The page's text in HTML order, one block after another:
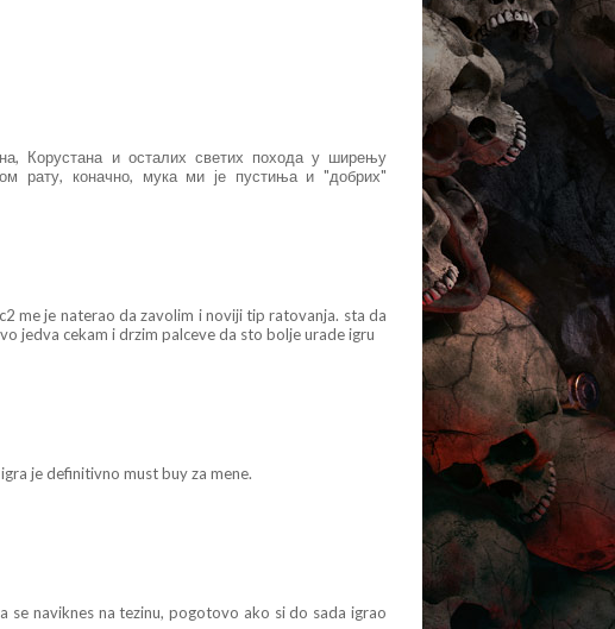
Корустана и осталих светих похода у ширењу
рату, коначно, мука ми је пустиња и "добрих"
me je naterao da zavolim i noviji tip ratovanja. sta da
jedva cekam i drzim palceve da sto bolje urade igru
je definitivno must buy za mene.
se naviknes na tezinu, pogotovo ako si do sada igrao